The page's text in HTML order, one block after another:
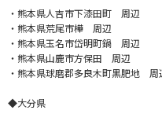
・熊本県人吉市下漆田町 周辺
・熊本県荒尾市樺 周辺
・熊本県玉名市岱明町鍋 周辺
・熊本県山鹿市方保田 周辺
・熊本県球磨郡多良木町黒肥地 周
◆大分県